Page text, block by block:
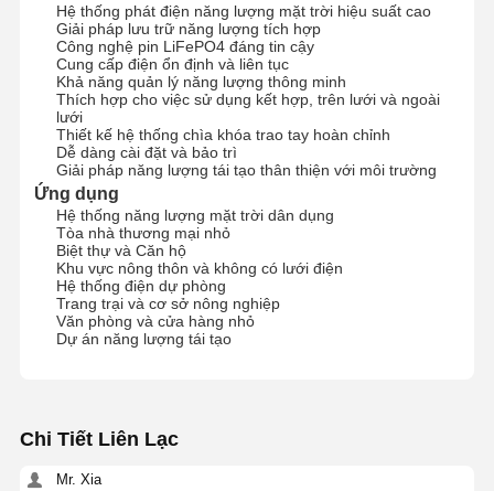
Thiết bị gia dụng
Đèn trang trí
Hệ thống năng lượng tái tạo
Hệ thống quản lý năng lượng gia đình
Hệ thống điện mặt trời dân dụng
Hệ thống điện mặt trời thương mại
Hệ thống điện mặt trời công nghiệp
Hệ thống năng lượng mặt trời tiện ích
Chia sẻ Power Bank
Đèn đường chạy bằng năng lượng mặt trời
Hệ thống phát điện năng lượng mặt trời hiệu suất cao
Giải pháp lưu trữ năng lượng tích hợp
Công nghệ pin LiFePO4 đáng tin cậy
Cung cấp điện ổn định và liên tục
Khả năng quản lý năng lượng thông minh
Thích hợp cho việc sử dụng kết hợp, trên lưới và ngoài
lưới
Thiết kế hệ thống chìa khóa trao tay hoàn chỉnh
Dễ dàng cài đặt và bảo trì
Giải pháp năng lượng tái tạo thân thiện với môi trường
Ứng dụng
Hệ thống năng lượng mặt trời dân dụng
Tòa nhà thương mại nhỏ
Biệt thự và Căn hộ
Khu vực nông thôn và không có lưới điện
Hệ thống điện dự phòng
Trang trại và cơ sở nông nghiệp
Văn phòng và cửa hàng nhỏ
Dự án năng lượng tái tạo
Chi Tiết Liên Lạc
Mr. Xia